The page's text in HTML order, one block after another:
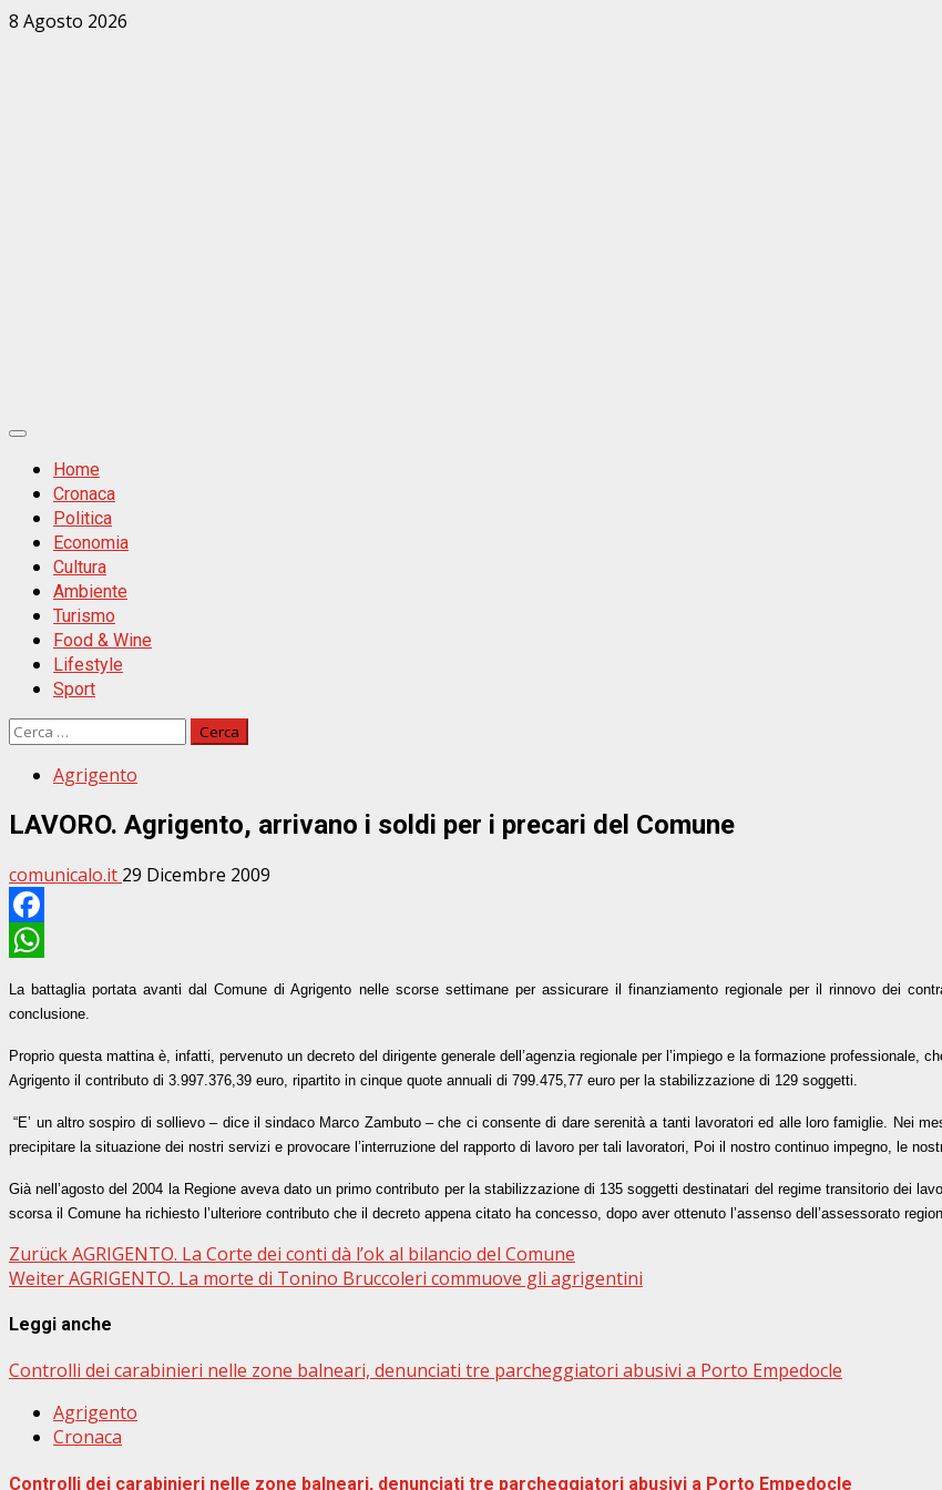
Zum
8 Agosto 2026
Primäres
MenüHome
Cronaca
Politica
Economia
Cultura
Ambiente
Turismo
Food & Wine
Lifestyle
Sport
Ricerca
Agrigento
LAVORO. Agrigento, arrivano i soldi per i precari del Comune
comunicalo.it 29 Dicembre 2009
Facebook
La battaglia portata avanti dal Comune di Agrigento nelle scorse settimane per assicurare il finanziamento regionale per il rinnovo dei
conclusione.
Proprio questa mattina è, infatti, pervenuto un decreto del dirigente generale dell’agenzia regionale per l’impiego e la formazione professionale,
Agrigento il contributo di 3.997.376,39 euro, ripartito in cinque quote annuali di 799.475,77 euro per la stabilizzazione di 129 soggetti.
“E’ un altro sospiro di sollievo – dice il sindaco Marco Zambuto – che ci consente di dare serenità a tanti lavoratori ed alle loro famiglie. Nei
precipitare la situazione dei nostri servizi e provocare l’interruzione del rapporto di lavoro per tali lavoratori, Poi il nostro continuo impegno, le
Già nell’agosto del 2004 la Regione aveva dato un primo contributo per la stabilizzazione di 135 soggetti destinatari del regime transitorio dei
scorsa il Comune ha richiesto l’ulteriore contributo che il decreto appena citato ha concesso, dopo aver ottenuto l’assenso dell’assessorato
Beitragsnavigation
ZurückAGRIGENTO. La Corte dei conti dà l’ok al bilancio del Comune
WeiterAGRIGENTO. La morte di Tonino Bruccoleri commuove gli agrigentini
Leggi anche
Controlli dei carabinieri nelle zone balneari, denunciati tre parcheggiatori abusivi a Porto Empedocle
Agrigento
Cronaca
Controlli dei carabinieri nelle zone balneari, denunciati tre parcheggiatori abusivi a Porto Empedocle